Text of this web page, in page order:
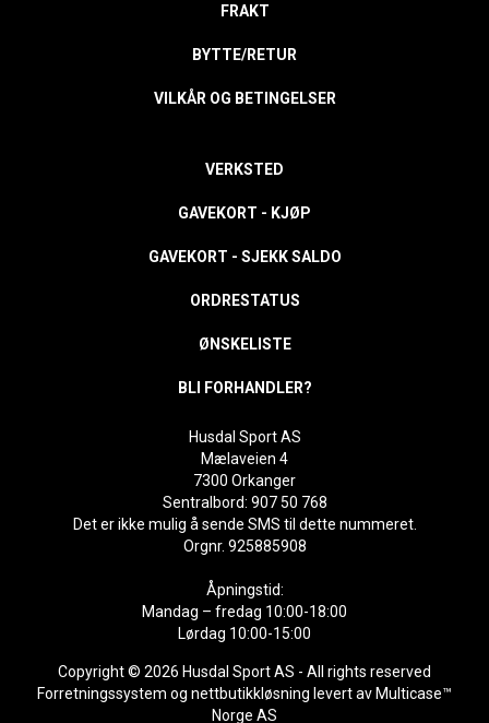
FRAKT
BYTTE/RETUR
VILKÅR OG BETINGELSER
VERKSTED
GAVEKORT - KJØP
GAVEKORT - SJEKK SALDO
ORDRESTATUS
ØNSKELISTE
BLI FORHANDLER?
Husdal Sport AS
Mælaveien 4
7300 Orkanger
Sentralbord: 907 50 768
Det er ikke mulig å sende SMS til dette nummeret.
Orgnr. 925885908
Åpningstid:
Mandag – fredag 10:00-18:00
Lørdag 10:00-15:00
Copyright © 2026 Husdal Sport AS - All rights reserved
Forretningssystem og nettbutikkløsning levert av Multicase™
Norge AS